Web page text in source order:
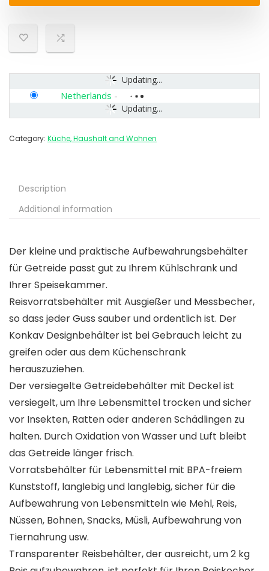
Updating...
Updating...
Netherlands -
Category: Küche, Haushalt and Wohnen
Description
Additional information
Der kleine und praktische Aufbewahrungsbehälter
für Getreide passt gut zu Ihrem Kühlschrank und
Ihrer Speisekammer.
Reisvorratsbehälter mit Ausgießer und Messbecher,
so dass jeder Guss sauber und ordentlich ist. Der
Konkav Designbehälter ist bei Gebrauch leicht zu
greifen oder aus dem Küchenschrank
herauszuziehen.
Der versiegelte Getreidebehälter mit Deckel ist
versiegelt, um Ihre Lebensmittel trocken und sicher
vor Insekten, Ratten oder anderen Schädlingen zu
halten. Durch Oxidation von Wasser und Luft bleibt
das Getreide länger frisch.
Vorratsbehälter für Lebensmittel mit BPA-freiem
Kunststoff, langlebig und langlebig, sicher für die
Aufbewahrung von Lebensmitteln wie Mehl, Reis,
Nüssen, Bohnen, Snacks, Müsli, Aufbewahrung von
Tiernahrung usw.
Transparenter Reisbehälter, der ausreicht, um 2 kg